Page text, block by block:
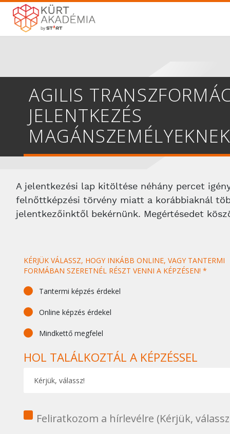
AGILIS
JELENTKEZÉS
A jelentkezési lap kitöltése néhány percet
felnőttképzési törvény miatt a korábbiaknál
jelentkezőinktől bekérnünk. Megértésedet
KÉRJÜK VÁLASSZ, HOGY INKÁBB ONLINE, VAGY TANTERMI
FORMÁBAN SZERETNÉL RÉSZT VENNI A KÉPZÉSEN! *
Tantermi képzés érdekel
Online képzés érdekel
Mindkettő megfelel
HOL TALÁLKOZTÁL A KÉPZÉSSEL
1
Feliratkozom a hírlevélre (Kérjük,